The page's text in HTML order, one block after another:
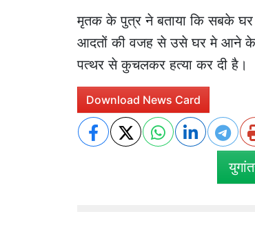
मृतक के पुत्र ने बताया कि सबके
आदतों की वजह से उसे घर मे आने के
पत्थर से कुचलकर हत्या कर दी है।
Download News Card